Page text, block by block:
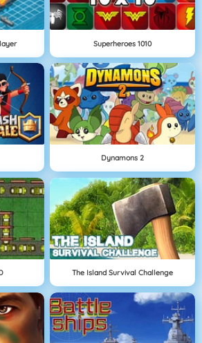
Superheroes 1010
Dynamons 2
The Island Survival Challenge